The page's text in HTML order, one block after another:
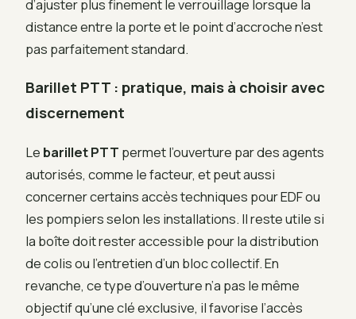
d’ajuster plus finement le verrouillage lorsque la
distance entre la porte et le point d’accroche n’est
pas parfaitement standard.
Barillet PTT : pratique, mais à choisir avec
discernement
Le barillet PTT permet l’ouverture par des agents
autorisés, comme le facteur, et peut aussi
concerner certains accès techniques pour EDF ou
les pompiers selon les installations. Il reste utile si
la boîte doit rester accessible pour la distribution
de colis ou l’entretien d’un bloc collectif. En
revanche, ce type d’ouverture n’a pas le même
objectif qu’une clé exclusive, il favorise l’accès